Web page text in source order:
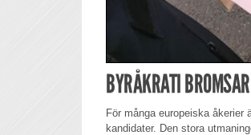
BYRÅKRATI
För många europeiska
kandidater. Den stora